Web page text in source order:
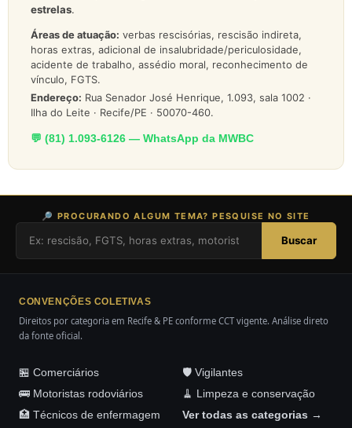
estrelas.
Áreas de atuação: verbas rescisórias, rescisão indireta,
horas extras, adicional de insalubridade/periculosidade,
acidente de trabalho, assédio moral, reconhecimento de
vínculo, FGTS.
Endereço: Rua Senador José Henrique, 1.093, sala 1002 ·
Ilha do Leite · Recife/PE · 50070-460.
💬 (81) 1.093-6126 — WhatsApp da MWBC
🔎 PROCURANDO ALGUM TEMA? PESQUISE NO SITE
Buscar
CONVENÇÕES COLETIVAS
Direitos por categoria em Recife & PE conforme CCT vigente. Análise direto
da fonte oficial.
🏪 Comerciários
🛡️ Vigilantes
🚌 Motoristas rodoviários
🧹 Limpeza e conservação
🏥 Técnicos de enfermagem
Ver todas as categorias →